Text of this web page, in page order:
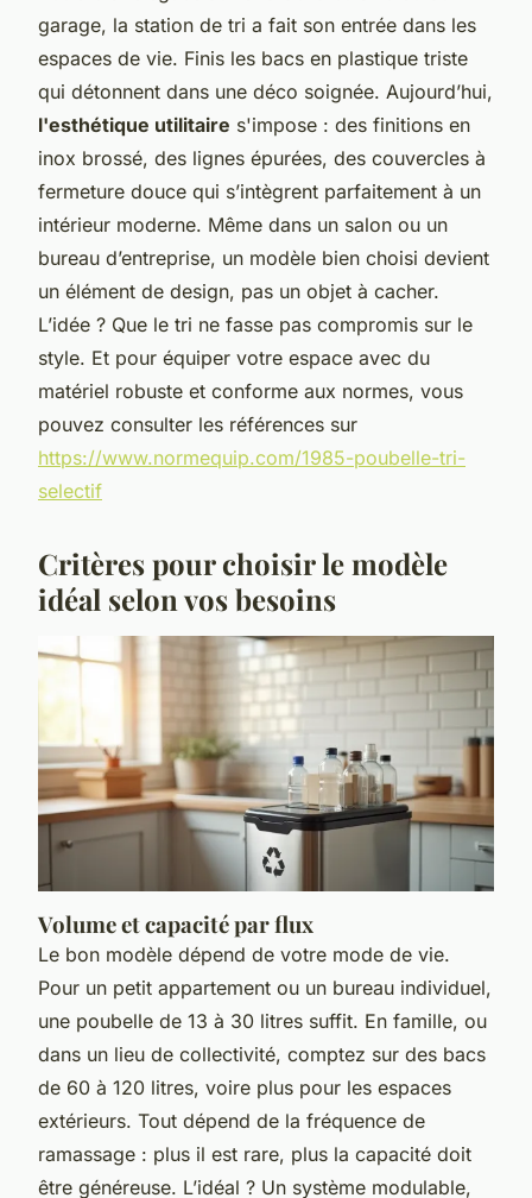
garage, la station de tri a fait son entrée dans les
espaces de vie. Finis les bacs en plastique triste
qui détonnent dans une déco soignée. Aujourd’hui,
l'esthétique utilitaire s'impose : des finitions en
inox brossé, des lignes épurées, des couvercles à
fermeture douce qui s’intègrent parfaitement à un
intérieur moderne. Même dans un salon ou un
bureau d’entreprise, un modèle bien choisi devient
un élément de design, pas un objet à cacher.
L’idée ? Que le tri ne fasse pas compromis sur le
style. Et pour équiper votre espace avec du
matériel robuste et conforme aux normes, vous
pouvez consulter les références sur
https://www.normequip.com/1985-poubelle-tri-
selectif
Critères pour choisir le modèle
idéal selon vos besoins
Volume et capacité par flux
Le bon modèle dépend de votre mode de vie.
Pour un petit appartement ou un bureau individuel,
une poubelle de 13 à 30 litres suffit. En famille, ou
dans un lieu de collectivité, comptez sur des bacs
de 60 à 120 litres, voire plus pour les espaces
extérieurs. Tout dépend de la fréquence de
ramassage : plus il est rare, plus la capacité doit
être généreuse. L’idéal ? Un système modulable,